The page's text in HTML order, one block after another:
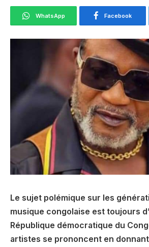
WhatsApp Facebook
Le sujet polémique sur les
musique congolaise est toujours
République démocratique du
artistes se prononcent en